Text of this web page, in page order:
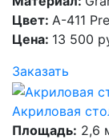
Цвет: A-411
Цена: 13 500
Заказать
Акриловая
Площадь: 2,6